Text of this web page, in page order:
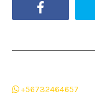
+56732464657